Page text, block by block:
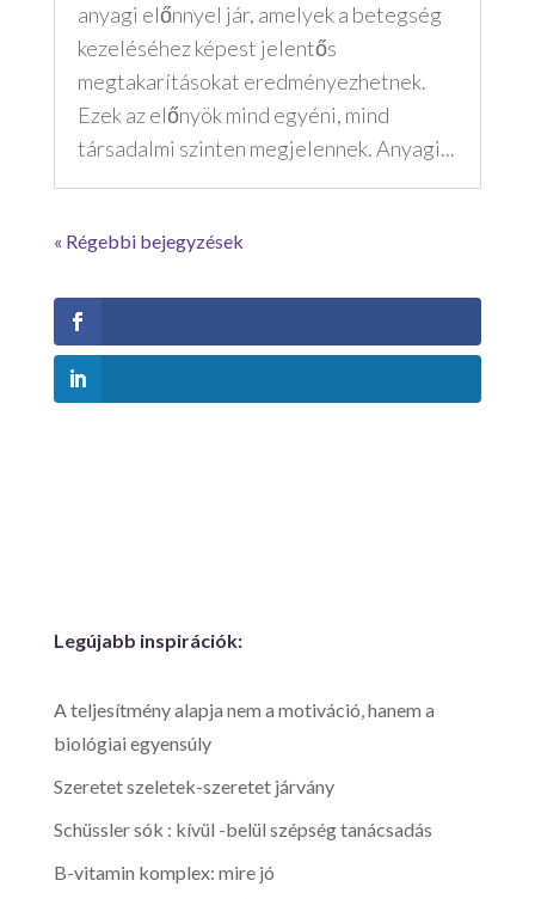
anyagi előnnyel jár, amelyek a betegség
kezeléséhez képest jelentős
megtakarításokat eredményezhetnek.
Ezek az előnyök mind egyéni, mind
társadalmi szinten megjelennek. Anyagi...
« Régebbi bejegyzések
Legújabb inspirációk:
A teljesítmény alapja nem a motiváció, hanem a
biológiai egyensúly
Szeretet szeletek-szeretet járvány
Schüssler sók : kívül -belül szépség tanácsadás
B-vitamin komplex: mire jó